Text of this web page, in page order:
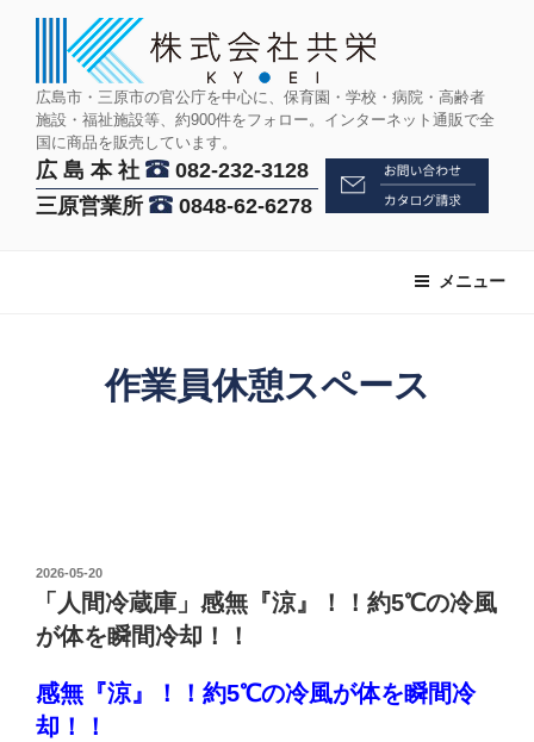
広島市・三原市の官公庁を中心に、保育園・学校・病院・高齢者
施設・福祉施設等、約900件をフォロー。インターネット通販で全
国に商品を販売しています。
広 島 本 社
082-232-3128
三原営業所
0848-62-6278
メニュー
作業員休憩スペース
投
2026-05-20
「人間冷蔵庫」感無『涼』！！約5℃の冷風
が体を瞬間冷却！！
感無『涼』！！約5℃の冷風が体を瞬間冷
却！！